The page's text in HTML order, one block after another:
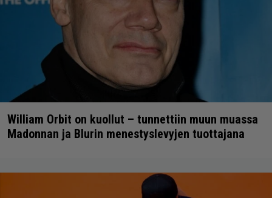
William Orbit on kuollut – tunnettiin muun muassa
Madonnan ja Blurin menestyslevyjen tuottajana